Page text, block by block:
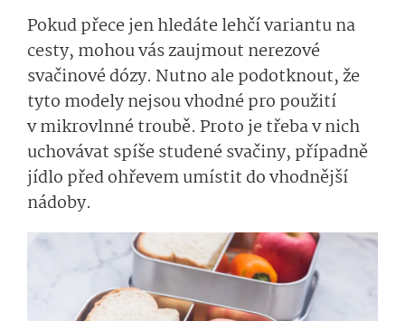
Pokud přece jen hledáte lehčí variantu na
cesty, mohou vás zaujmout nerezové
svačinové dózy. Nutno ale podotknout, že
tyto modely nejsou vhodné pro použití
v mikrovlnné troubě. Proto je třeba v nich
uchovávat spíše studené svačiny, případně
jídlo před ohřevem umístit do vhodnější
nádoby.